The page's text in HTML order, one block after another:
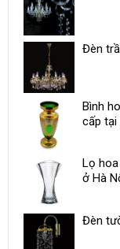
Đèn
Bình
cấp tại
Lọ
ở Hà
Đèn